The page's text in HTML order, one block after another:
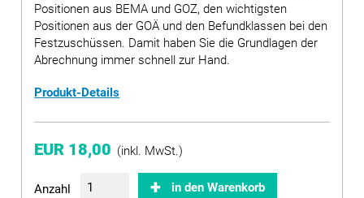
Positionen aus BEMA und GOZ, den wichtigsten
Positionen aus der GOÄ und den Befundklassen bei den
Festzuschüssen. Damit haben Sie die Grundlagen der
Abrechnung immer schnell zur Hand.
Produkt-Details
EUR 18,00 (inkl. MwSt.)
Anzahl in den Warenkorb